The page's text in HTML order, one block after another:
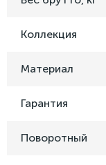
Коллекция
Материал
Гарантия
Поворотный